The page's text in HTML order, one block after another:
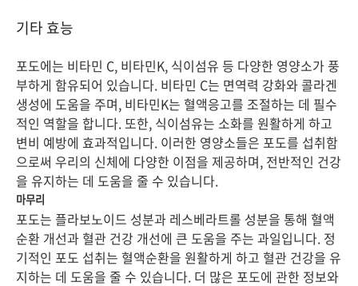
기타 효능
포도에는 비타민 C, 비타민K, 식이섬유 등 다양한 영양소가 풍
부하게 함유되어 있습니다. 비타민 C는 면역력 강화와 콜라겐
생성에 도움을 주며, 비타민K는 혈액응고를 조절하는 데 필수
적인 역할을 합니다. 또한, 식이섬유는 소화를 원활하게 하고
변비 예방에 효과적입니다. 이러한 영양소들은 포도를 섭취함
으로써 우리의 신체에 다양한 이점을 제공하며, 전반적인 건강
을 유지하는 데 도움을 줄 수 있습니다.
마무리
포도는 플라보노이드 성분과 레스베라트롤 성분을 통해 혈액
순환 개선과 혈관 건강 개선에 큰 도움을 주는 과일입니다. 정
기적인 포도 섭취는 혈액순환을 원활하게 하고 혈관 건강을 유
지하는 데 도움을 줄 수 있습니다. 더 많은 포도에 관한 정보와